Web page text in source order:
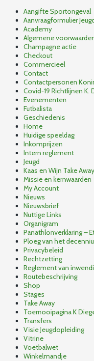
Aangifte Sportongeval
Aanvraagformulier
Academy
Algemene
Champagne actie
Checkout
Commercieel
Contact
Contactpersonen
Covid-19 Richtlijnen K.
Evenementen
Futbalista
Geschiedenis
Home
Huidige speeldag
Inkomprijzen
Intern reglement
Jeugd
Kaas en Wijn Take Away
Missie en kernwaarden
My Account
Nieuws
Nieuwsbrief
Nuttige Links
Organigram
Panathlonverklaring –
Ploeg van het
Privacybeleid
Rechtzetting
Reglement van
Routebeschrijving
Shop
Stages
Take Away
Toernooipagina K
Transfers
Visie Jeugdopleiding
Vitrine
Voetbalwet
Winkelmandje